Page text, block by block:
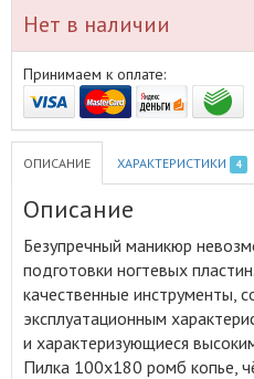
Нет в наличии
Принимаем к оплате:
ОПИСАНИЕ ХАРАКТЕРИСТИКИ 4
Описание
Безупречный маникюр
подготовки ногтевых пластин.
качественные инструменты,
эксплуатационным
и характеризующиеся
Пилка 100x180 ромб копье,